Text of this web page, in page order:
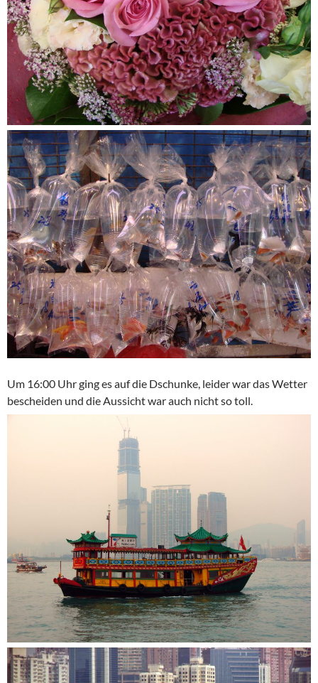
Um 16:00 Uhr ging es auf die Dschunke, leider war das Wetter
bescheiden und die Aussicht war auch nicht so toll.